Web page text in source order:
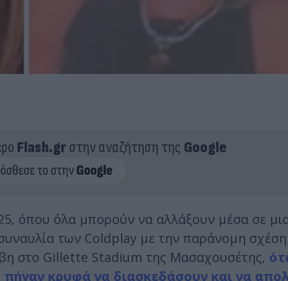
Flash.grστην αναζήτηση της Google
όπου όλα μπορούν να αλλάξουν μέσα σε
των Coldplay με την παράνομη
στο Gillette Stadium της Μασαχουσέτης,
πήγαν κρυφά να διασκεδάσουν και να